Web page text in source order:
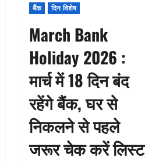
बैंक दिन विशेष
March Bank
Holiday 2026 :
मार्च में 18 दिन बंद
रहेंगे बैंक, घर से
निकलने से पहले
जरूर चेक करें लिस्ट